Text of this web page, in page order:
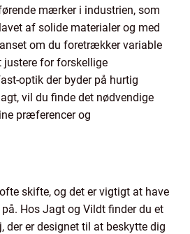
mærker i industrien, som
af solide materialer og med
om du foretrækker variable
justere for forskellige
optik der byder på hurtig
vil du finde det nødvendige
præferencer og
skifte, og det er vigtigt at have
Hos Jagt og Vildt finder du et
der er designet til at beskytte dig